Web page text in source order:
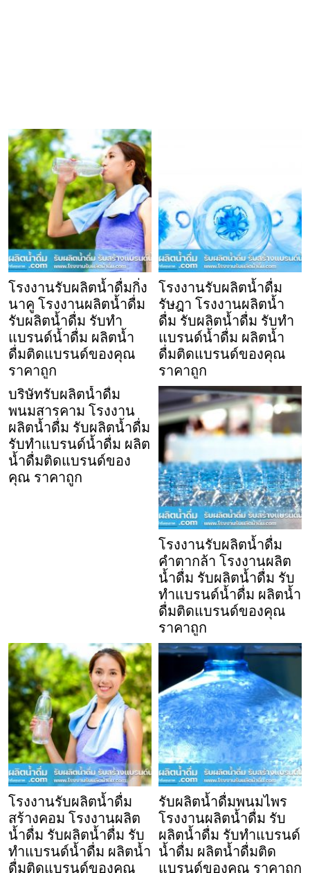
โรงงานรับผลิตน้ำดื่มกิ่ง
นาคู โรงงานผลิตน้ำดื่ม
รับผลิตน้ำดื่ม รับทำ
แบรนด์น้ำดื่ม ผลิตน้ำ
ดื่มติดแบรนด์ของคุณ
ราคาถูก
โรงงานรับผลิตน้ำดื่ม
รัษฎา โรงงานผลิตน้ำ
ดื่ม รับผลิตน้ำดื่ม รับทำ
แบรนด์น้ำดื่ม ผลิตน้ำ
ดื่มติดแบรนด์ของคุณ
ราคาถูก
บริษัทรับผลิตน้ำดื่ม
พนมสารคาม โรงงาน
ผลิตน้ำดื่ม รับผลิตน้ำดื่ม
รับทำแบรนด์น้ำดื่ม ผลิต
น้ำดื่มติดแบรนด์ของ
คุณ ราคาถูก
โรงงานรับผลิตน้ำดื่ม
คำตากล้า โรงงานผลิต
น้ำดื่ม รับผลิตน้ำดื่ม รับ
ทำแบรนด์น้ำดื่ม ผลิตน้ำ
ดื่มติดแบรนด์ของคุณ
ราคาถูก
โรงงานรับผลิตน้ำดื่ม
สร้างคอม โรงงานผลิต
น้ำดื่ม รับผลิตน้ำดื่ม รับ
ทำแบรนด์น้ำดื่ม ผลิตน้ำ
ดื่มติดแบรนด์ของคุณ
รับผลิตน้ำดื่มพนมไพร
โรงงานผลิตน้ำดื่ม รับ
ผลิตน้ำดื่ม รับทำแบรนด์
น้ำดื่ม ผลิตน้ำดื่มติด
แบรนด์ของคุณ ราคาถูก